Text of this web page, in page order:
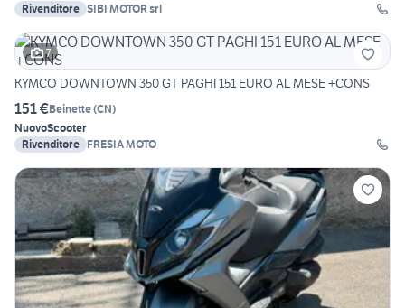
Rivenditore SIBI MOTOR srl
7
KYMCO DOWNTOWN 350 GT PAGHI 151 EURO AL MESE +CONS
151 €Beinette(CN)
NuovoScooter
Rivenditore FRESIA MOTO